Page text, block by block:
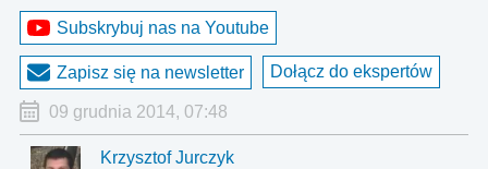
Subskrybuj nas na Youtube
Zapisz się na newsletter Dołącz do ekspertów
09 grudnia 2014, 07:48
Krzysztof Jurczyk